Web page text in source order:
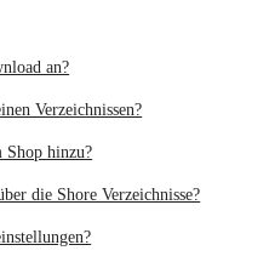
an?
Verzeichnissen?
Shop hinzu?
die Shore Verzeichnisse?